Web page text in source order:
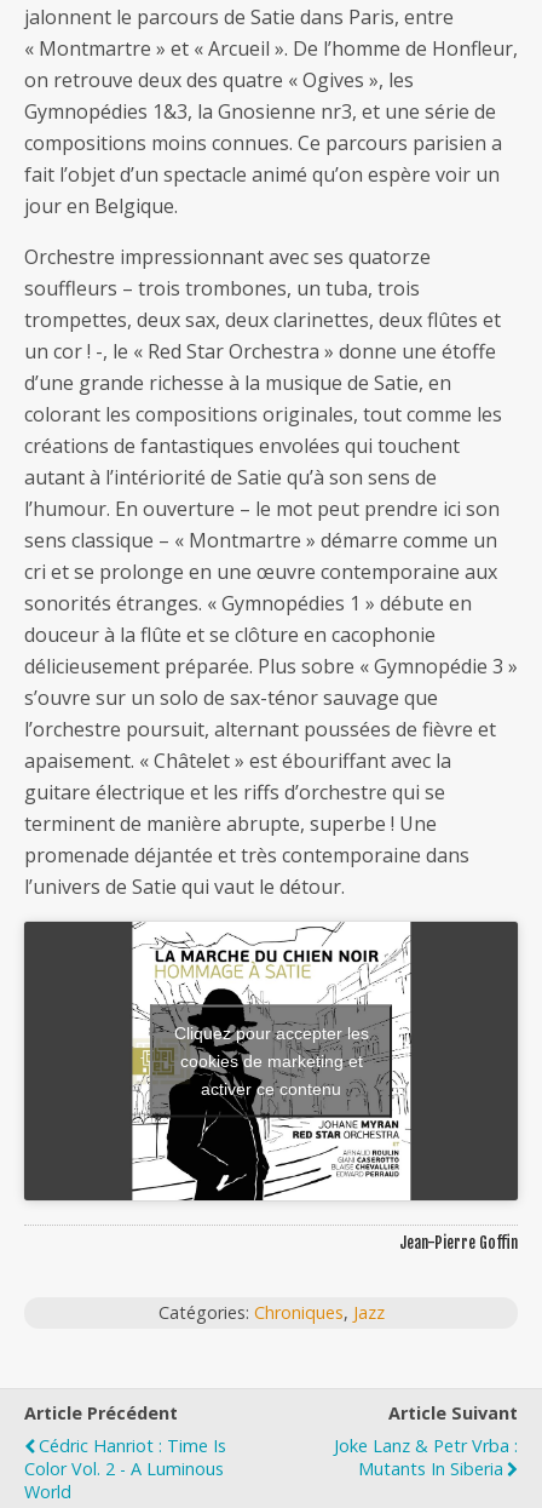
jalonnent le parcours de Satie dans Paris, entre
« Montmartre » et « Arcueil ». De l’homme de Honfleur,
on retrouve deux des quatre « Ogives », les
Gymnopédies 1&3, la Gnosienne nr3, et une série de
compositions moins connues. Ce parcours parisien a
fait l’objet d’un spectacle animé qu’on espère voir un
jour en Belgique.
Orchestre impressionnant avec ses quatorze
souffleurs – trois trombones, un tuba, trois
trompettes, deux sax, deux clarinettes, deux flûtes et
un cor ! -, le « Red Star Orchestra » donne une étoffe
d’une grande richesse à la musique de Satie, en
colorant les compositions originales, tout comme les
créations de fantastiques envolées qui touchent
autant à l’intériorité de Satie qu’à son sens de
l’humour. En ouverture – le mot peut prendre ici son
sens classique – « Montmartre » démarre comme un
cri et se prolonge en une œuvre contemporaine aux
sonorités étranges. « Gymnopédies 1 » débute en
douceur à la flûte et se clôture en cacophonie
délicieusement préparée. Plus sobre « Gymnopédie 3 »
s’ouvre sur un solo de sax-ténor sauvage que
l’orchestre poursuit, alternant poussées de fièvre et
apaisement. « Châtelet » est ébouriffant avec la
guitare électrique et les riffs d’orchestre qui se
terminent de manière abrupte, superbe ! Une
promenade déjantée et très contemporaine dans
l’univers de Satie qui vaut le détour.
Cliquez pour accepter les
cookies de marketing et
activer ce contenu
Jean-Pierre Goffin
Catégories: Chroniques, Jazz
Article Précédent
Cédric Hanriot : Time Is
Color Vol. 2 - A Luminous
World
Article Suivant
Joke Lanz & Petr Vrba :
Mutants In Siberia